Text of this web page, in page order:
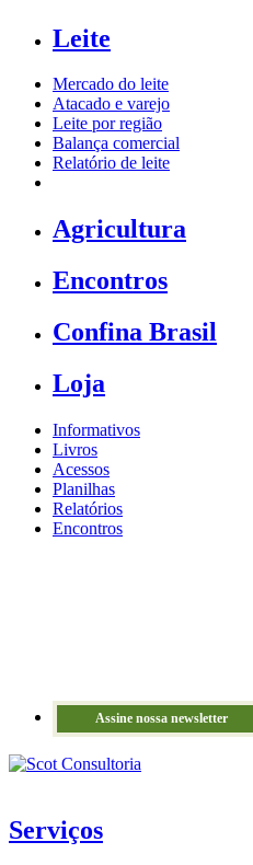
Leite
Mercado do leite
Atacado e varejo
Leite por região
Balança comercial
Relatório de leite
Agricultura
Encontros
Confina Brasil
Loja
Informativos
Livros
Acessos
Planilhas
Relatórios
Encontros
Assine nossa newsletter
Serviços